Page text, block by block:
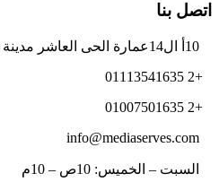
اتصل بنا
+2 01113541635
+2 01007501635
السبت – الخميس: 10ص – 10م